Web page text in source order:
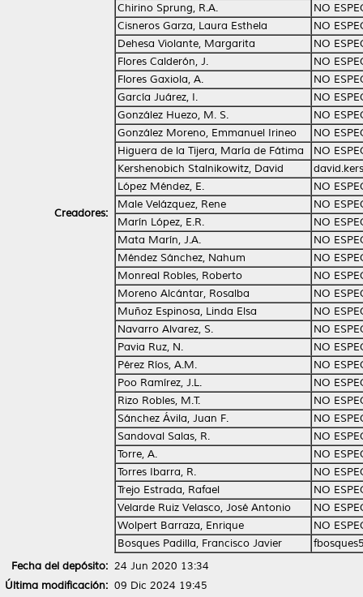
Creadores:
Chirino Sprung, R.A.
NO
Cisneros Garza, Laura Esthela
NO
Dehesa Violante, Margarita
NO
Flores Calderón, J.
NO
Flores Gaxiola, A.
NO
García Juárez, I.
NO
González Huezo, M. S.
NO
González Moreno, Emmanuel Irineo
NO
Higuera de la Tijera, María de Fátima
NO
Kershenobich Stalnikowitz, David
López Méndez, E.
NO
Male Velázquez, Rene
NO
Marín López, E.R.
NO
Mata Marín, J.A.
NO
Méndez Sánchez, Nahum
NO
Monreal Robles, Roberto
NO
Moreno Alcántar, Rosalba
NO
Muñoz Espinosa, Linda Elsa
NO
Navarro Alvarez, S.
NO
Pavia Ruz, N.
NO
Pérez Ríos, A.M.
NO
Poo Ramírez, J.L.
NO
Rizo Robles, M.T.
NO
Sánchez Ávila, Juan F.
NO
Sandoval Salas, R.
NO
Torre, A.
NO
Torres Ibarra, R.
NO
Trejo Estrada, Rafael
NO
Velarde Ruiz Velasco, José Antonio
NO
Wolpert Barraza, Enrique
NO
Bosques Padilla, Francisco Javier
Fecha del depósito: 24 Jun 2020 13:34
Última modificación: 09 Dic 2024 19:45